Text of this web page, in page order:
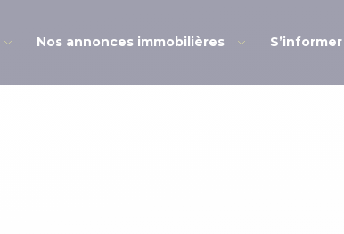
Nos annonces immobilières S’informer